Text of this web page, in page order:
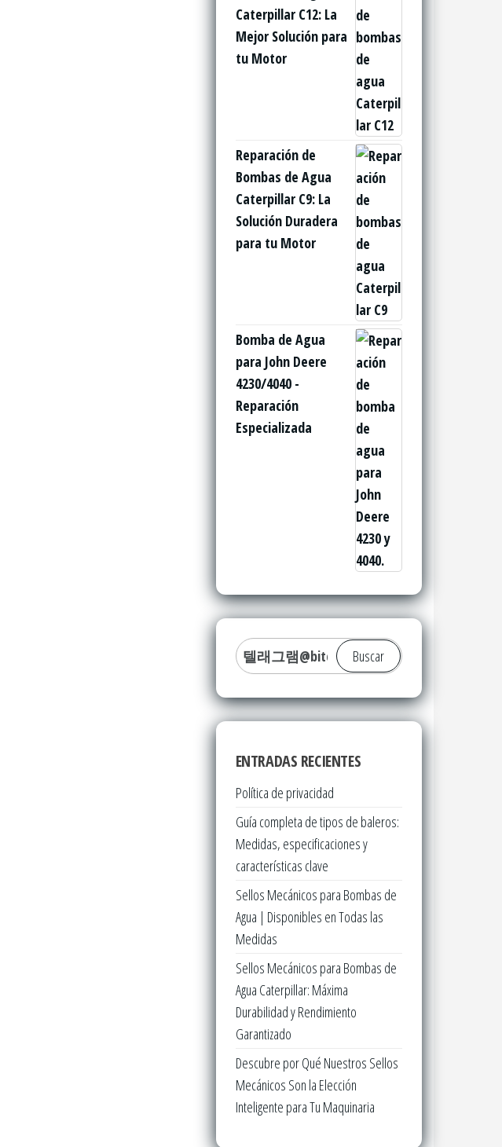
Caterpillar C12: La
Mejor Solución para
tu Motor
Reparación de
Bombas de Agua
Caterpillar C9: La
Solución Duradera
para tu Motor
Bomba de Agua
para John Deere
4230/4040 -
Reparación
Especializada
Buscar:
ENTRADAS RECIENTES
Política de privacidad
Guía completa de tipos de baleros:
Medidas, especificaciones y
características clave
Sellos Mecánicos para Bombas de
Agua | Disponibles en Todas las
Medidas
Sellos Mecánicos para Bombas de
Agua Caterpillar: Máxima
Durabilidad y Rendimiento
Garantizado
Descubre por Qué Nuestros Sellos
Mecánicos Son la Elección
Inteligente para Tu Maquinaria